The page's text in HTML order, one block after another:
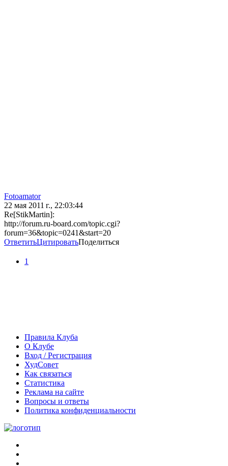
Fotoamator
22 мая 2011 г., 22:03:44
Re[StikMartin]:
http://forum.ru-board.com/topic.cgi?
forum=36&topic=0241&start=20
ОтветитьЦитироватьПоделиться
1
Правила Клуба
О Клубе
Вход / Регистрация
ХудСовет
Как связаться
Статистика
Реклама на сайте
Вопросы и ответы
Политика конфиденциальности